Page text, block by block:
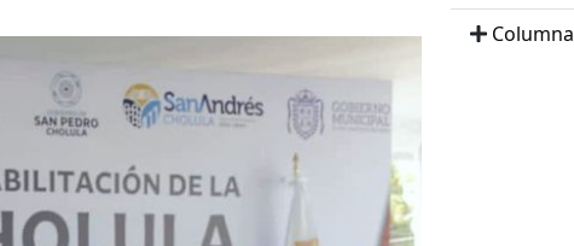
Columna